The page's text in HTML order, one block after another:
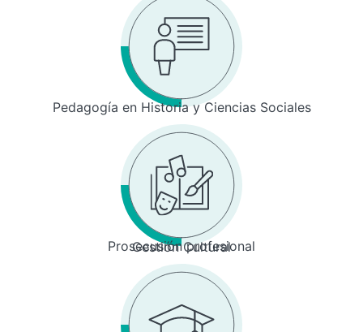
Pedagogía en Historia y Ciencias Sociales
Prosecusión profesional
Gestión Cultural